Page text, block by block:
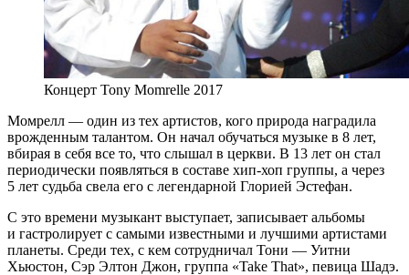
Концерт Tony Momrelle 2017
Момрелл — один из тех артистов, кого природа наградила
врожденным талантом. Он начал обучаться музыке в 8 лет,
вбирая в себя все то, что слышал в церкви. В 13 лет он стал
периодически появляться в составе хип-хоп группы, а через
5 лет судьба свела его с легендарной Глорией Эстефан.
С это времени музыкант выступает, записывает альбомы
и гастролирует с самыми известными и лучшими артистами
планеты. Среди тех, с кем сотрудничал Тони — Уитни
Хьюстон, Сэр Элтон Джон, группа «Take That», певица Шадэ.